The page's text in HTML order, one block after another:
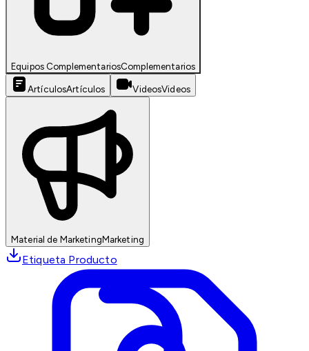
Equipos ComplementariosComplementarios
ArtículosArtículos VideosVideos
Material de MarketingMarketing
Etiqueta Producto